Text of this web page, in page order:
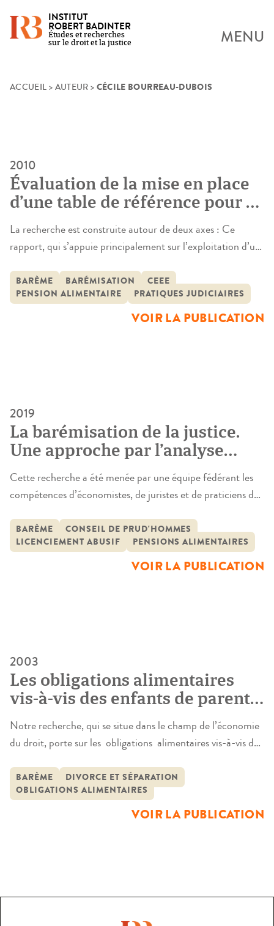
Skip
INSTITUT
ROBERT BADINTER
Études et recherches
sur le droit et la justice
MENU
ACCUEIL > AUTEUR > CÉCILE BOURREAU-DUBOIS
2010
Évaluation de la mise en place
d’une table de référence pour le
calcul de la contribution à
l’entretien et à l’éducation des
enfants
La recherche est construite autour de deux axes : Ce
rapport, qui s’appuie principalement sur l’exploitation d’un
d’enfants de parents séparés, fournit des éléments
d’information et de réflexion permettant d’encadrer les
discussions autour de la mise en place d’une table de
BARÈME BARÉMISATION
CEEE
PENSION ALIMENTAIRE
PRATIQUES JUDICIAIRES
VOIR LA PUBLICATION
2019
La barémisation de la justice.
Une approche par l’analyse
économique du droit
Cette recherche a été menée par une équipe fédérant les
compétences d’économistes, de juristes et de praticiens du
la Mission recherche Droit et Justice. Portée par deux
laboratoires en économie (le BETA et le CRED), cette
recherche porte principalement sur la capacité d’un […]
BARÈME
CONSEIL DE PRUD'HOMMES
LICENCIEMENT ABUSIF
PENSIONS ALIMENTAIRES
VOIR LA PUBLICATION
2003
Les obligations alimentaires
vis-à-vis des enfants de parents
divorcés : une analyse
économique au service du droit
Notre recherche, qui se situe dans le champ de l’économie
du droit, porte sur les obligations alimentaires vis-à-vis des
cœur de notre analyse c’est la question de la pertinence de
l’introduction dans le droit de la famille, en France, d’un
barème de calcul de pensions […]
BARÈME
DIVORCE ET SÉPARATION
OBLIGATIONS ALIMENTAIRES
VOIR LA PUBLICATION